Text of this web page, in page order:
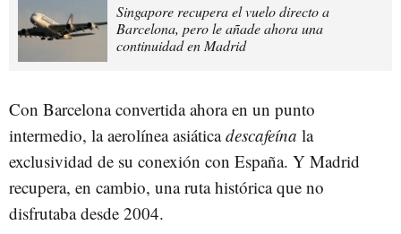
Singapore recupera el vuelo directo a
Barcelona, pero le añade ahora una
continuidad en Madrid
Con Barcelona convertida ahora en un punto
intermedio, la aerolínea asiáticadescafeína la
exclusividad de su conexión con España. Y Madrid
recupera, en cambio, una ruta histórica que no
disfrutaba desde 2004.